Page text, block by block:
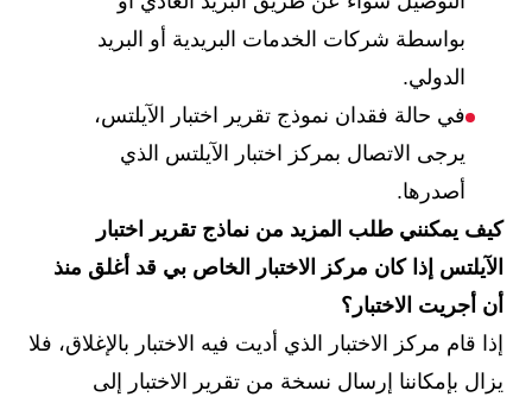
بواسطة شركات الخدمات البريدية أو البريد
الدولي.
في حالة فقدان نموذج تقرير اختبار الآيلتس،
يرجى الاتصال بمركز اختبار الآيلتس الذي
أصدرها.
كيف يمكنني طلب المزيد من نماذج تقرير اختبار
الآيلتس إذا كان مركز الاختبار الخاص بي قد أغلق منذ
أن أجريت الاختبار؟
إذا قام مركز الاختبار الذي أديت فيه الاختبار بالإغلاق، فلا
يزال بإمكاننا إرسال نسخة من تقرير الاختبار إلى